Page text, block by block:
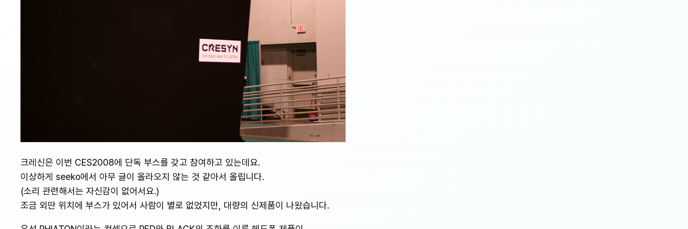
크레신은 이번 CES2008에 단독 부스를 갖고 참여하고 있는데요.
이상하게 seeko에서 아무 글이 올라오지 않는 것 같아서 올립니다.
(소리 관련해서는 자신감이 없어서요.)
조금 외딴 위치에 부스가 있어서 사람이 별로 없었지만, 대량의 신제품이 나왔습니다.